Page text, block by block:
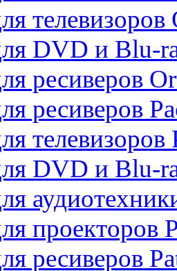
телевизоров
DVD и Blu-
ресиверов
ресиверов
телевизоров
DVD и Blu-
проекторов
ресиверов